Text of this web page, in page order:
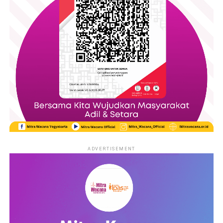
objek utama untuk memikat para konsumen. Memanfaatkan
wajah dan bentuk tubuh sebagai cara untuk menarik perhatian
masyarakat membuat citra perempuan yang dimuat pada
iklan terus menjadi sumber perdebatan karena dinilai
menjadikan tubuh perempuan sebagai nilai jual atas produk
yang ditawarkan . Ironisnya hal ini terus menerus dilakukan.
Memanfaatkan fisik sebagai objek untuk diekploitasi
sudah bukan menjadi rahasia umum lagi. Terlihat dari citra
perempuan yang digambarkan oleh tayangan iklan ataupun
acara program televisi. Kecantikan perempuan dijadikan
sebagai penghias tampilan dari suatu program acara. Dipoles
kepentingan media bahkan hak hak perempuan yang
seharusnya dimiliki mereka dikesampingkan oleh media .
Selain sebagai wadah informasi untuk masyarakat media
massa juga berfungsi sebagai hiburan.. Tayangan televisi yang
ADVERTISEMENT